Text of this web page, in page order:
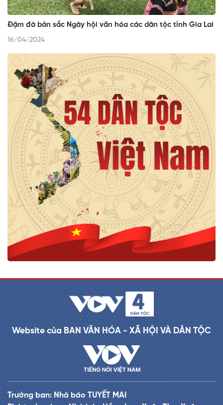
Đậm đà bản sắc Ngày hội văn hóa các dân tộc tỉnh Gia Lai
16/04/2024
Website của BAN VĂN HÓA - XÃ HỘI VÀ DÂN TỘC
Trưởng ban: Nhà báo TUYẾT MAI